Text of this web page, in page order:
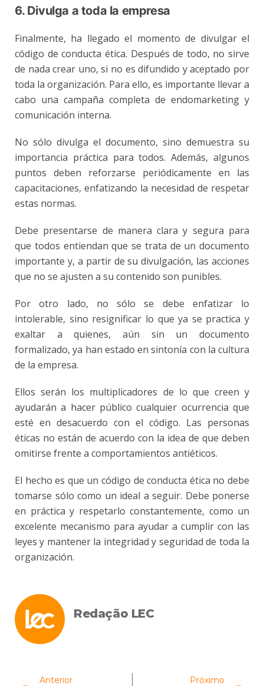
6. Divulga a toda la empresa
Finalmente, ha llegado el momento de divulgar el
código de conducta ética. Después de todo, no sirve
de nada crear uno, si no es difundido y aceptado por
toda la organización. Para ello, es importante llevar a
cabo una campaña completa de endomarketing y
comunicación interna.
No sólo divulga el documento, sino demuestra su
importancia práctica para todos. Además, algunos
puntos deben reforzarse periódicamente en las
capacitaciones, enfatizando la necesidad de respetar
estas normas.
Debe presentarse de manera clara y segura para
que todos entiendan que se trata de un documento
importante y, a partir de su divulgación, las acciones
que no se ajusten a su contenido son punibles.
Por otro lado, no sólo se debe enfatizar lo
intolerable, sino resignificar lo que ya se practica y
exaltar a quienes, aún sin un documento
formalizado, ya han estado en sintonía con la cultura
de la empresa.
Ellos serán los multiplicadores de lo que creen y
ayudarán a hacer público cualquier ocurrencia que
esté en desacuerdo con el código. Las personas
éticas no están de acuerdo con la idea de que deben
omitirse frente a comportamientos antiéticos.
El hecho es que un código de conducta ética no debe
tomarse sólo como un ideal a seguir. Debe ponerse
en práctica y respetarlo constantemente, como un
excelente mecanismo para ayudar a cumplir con las
leyes y mantener la integridad y seguridad de toda la
organización.
Redação LEC
Anterior Próximo